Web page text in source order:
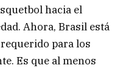
hacia el
Ahora, Brasil está
para los
Es que al menos